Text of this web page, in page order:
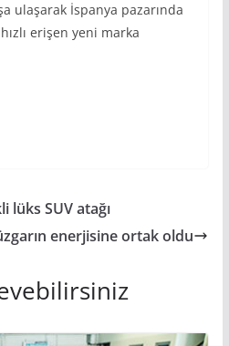
ulaşarak İspanya pazarında
erişen yeni marka
lüks SUV atağı
enerjisine ortak oldu